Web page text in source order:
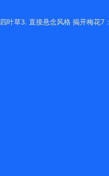
叶草3. 直接悬念风格 揭开梅花7：